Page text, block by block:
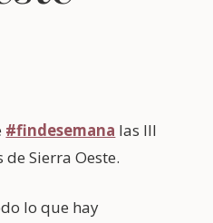
#findesemana las III
Sierra Oeste.
lo que hay